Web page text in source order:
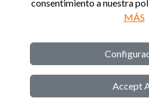
consentimiento a nuestra
MÁS
Accept